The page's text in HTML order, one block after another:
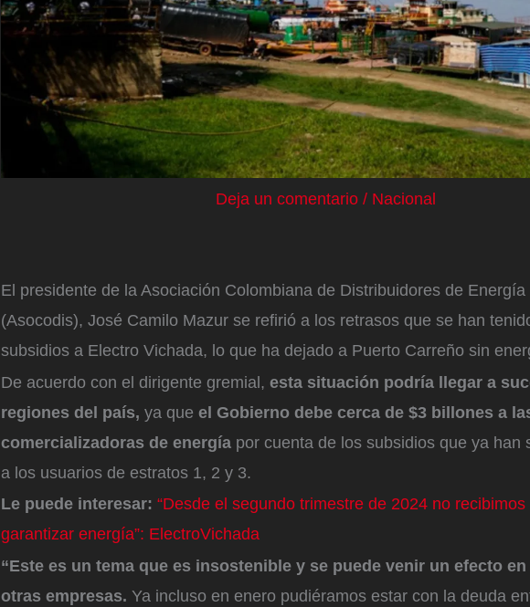
Deja un comentario / Nacional
El presidente de la Asociación Colombiana de Distribuidores de Energía
(Asocodis), José Camilo Mazur se refirió a los retrasos que se han
subsidios a Electro Vichada, lo que ha dejado a Puerto Carreño sin
De acuerdo con el dirigente gremial, esta situación podría llegar a
regiones del país, ya que el Gobierno debe cerca de $3 billones a
comercializadoras de energía por cuenta de los subsidios que ya han
a los usuarios de estratos 1, 2 y 3.
Le puede interesar: “Desde el segundo trimestre de 2024 no
garantizar energía”: ElectroVichada
“Este es un tema que es insostenible y se puede venir un efecto
otras empresas. Ya incluso en enero pudiéramos estar con la deuda